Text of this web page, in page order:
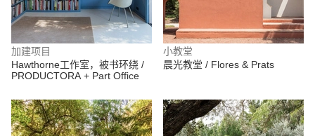
加建项目
Hawthorne工作室，被书环绕 /
PRODUCTORA + Part Office
小教堂
晨光教堂 / Flores & Prats